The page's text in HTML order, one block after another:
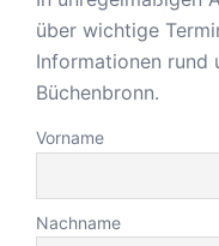
über wichtige
Informationen rund
Büchenbronn.
Vorname
Nachname